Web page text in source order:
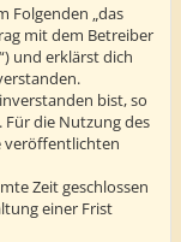
Folgenden „das
mit dem Betreiber
und erklärst dich
bist, so
die Nutzung des
veröffentlichten
Zeit geschlossen
einer Frist